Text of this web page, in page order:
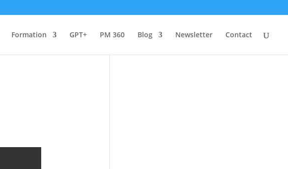
Formation GPT+ PM 360 Blog Newsletter Contact